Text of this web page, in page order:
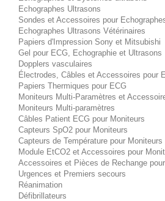
Echographes Ultrasons
Sondes et Accessoires pour
Echographes Ultrasons Vétérinaires
Papiers d'Impression Sony et Mitsubishi
Gel pour ECG, Echographie et Ultrasons
Dopplers vasculaires
Électrodes, Câbles et Accessoires pour
Papiers Thermiques pour ECG
Moniteurs Multi-Paramètres et
Moniteurs Multi-paramètres
Câbles Patient ECG pour Moniteurs
Capteurs SpO2 pour Moniteurs
Capteurs de Température pour Moniteurs
Module EtCO2 et Accessoires pour
Accessoires et Pièces de Rechange
Urgences et Premiers secours
Réanimation
Défibrillateurs